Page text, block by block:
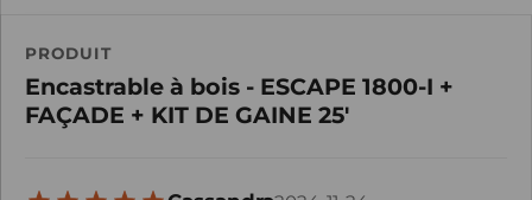
PRODUIT
Encastrable à bois - ESCAPE 1800-I +
FAÇADE + KIT DE GAINE 25'